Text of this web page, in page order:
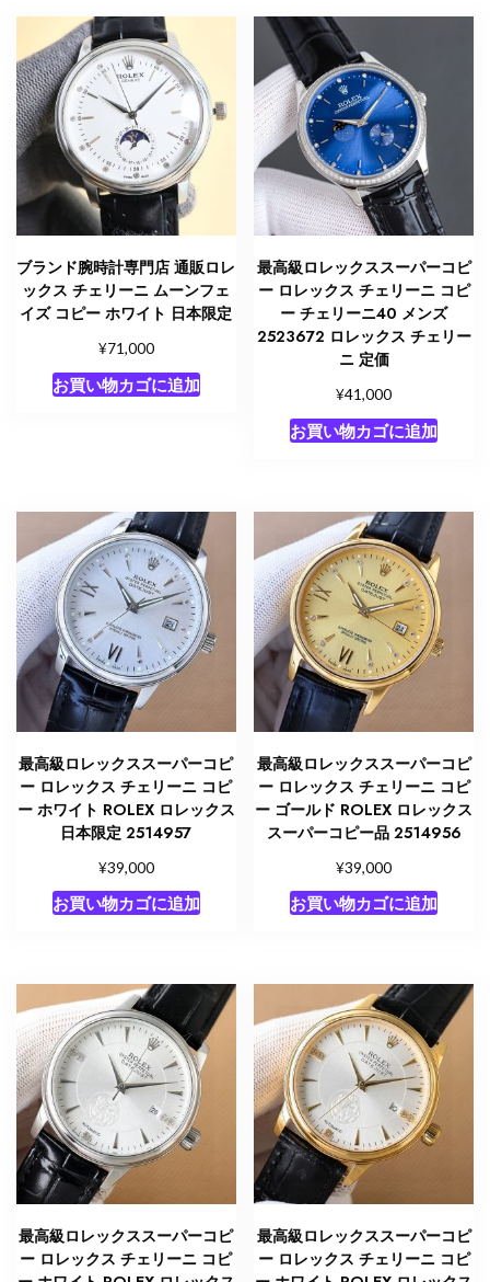
ブランド腕時計専門店 通販ロレ
ックス チェリーニ ムーンフェ
イズ コピー ホワイト 日本限定
¥71,000
お買い物カゴに追加
最高級ロレックススーパーコピ
ー ロレックス チェリーニ コピ
ー チェリーニ40 メンズ
2523672 ロレックス チェリー
ニ 定価
¥41,000
お買い物カゴに追加
最高級ロレックススーパーコピ
ー ロレックス チェリーニ コピ
ー ホワイト ROLEX ロレックス
日本限定 2514957
¥39,000
お買い物カゴに追加
最高級ロレックススーパーコピ
ー ロレックス チェリーニ コピ
ー ゴールド ROLEX ロレックス
スーパーコピー品 2514956
¥39,000
お買い物カゴに追加
最高級ロレックススーパーコピ
ー ロレックス チェリーニ コピ
最高級ロレックススーパーコピ
ー ロレックス チェリーニ コピ